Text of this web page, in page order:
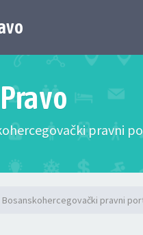
pravni
Bosanskohercegovački pravni